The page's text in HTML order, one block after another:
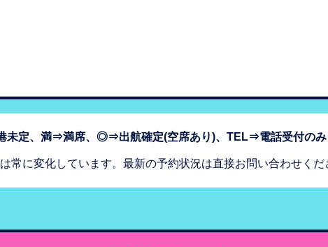
定、満⇒満席、◎⇒出航確定(空席あり)、TEL⇒電話受付のみ
常に変化しています。最新の予約状況は直接お問い合わせくだ